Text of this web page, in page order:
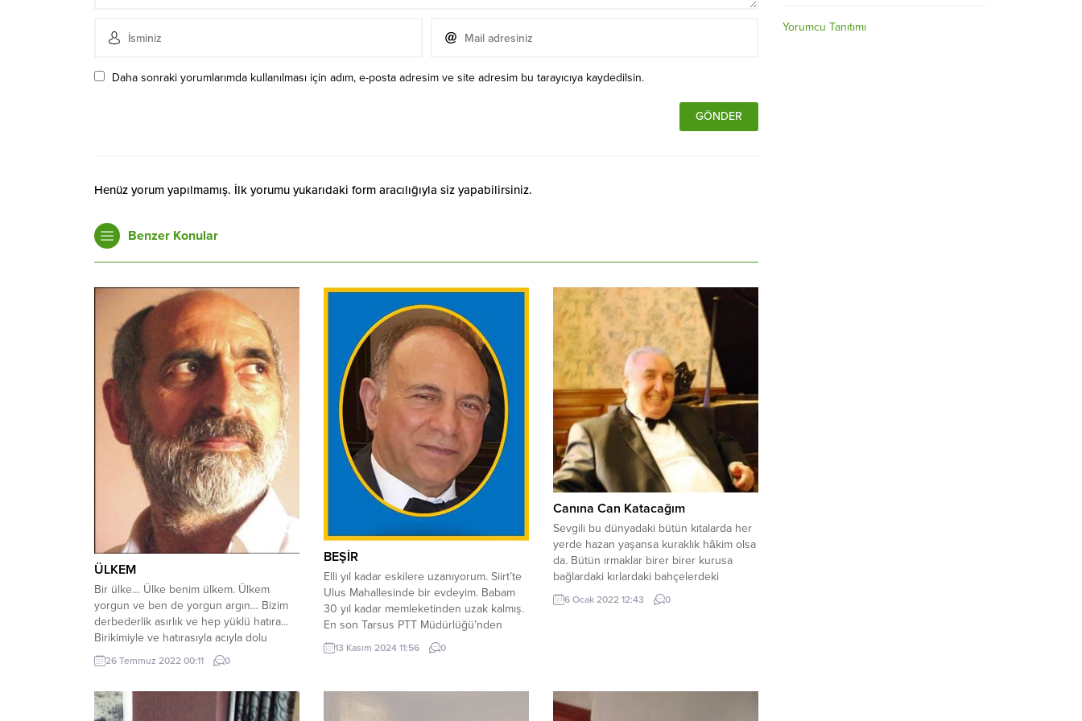
Daha sonraki yorumlarımda kullanılması için adım, e-posta adresim ve site adresim bu tarayıcıya kaydedilsin.
Henüz yorum yapılmamış. İlk yorumu yukarıdaki form aracılığıyla siz yapabilirsiniz.
Benzer Konular
ÜLKEM
Bir ülke… Ülke benim ülkem. Ülkem
yorgun ve ben de yorgun argın… Bizim
derbederlik asırlık ve hep yüklü hatıra…
Birikimiyle ve hatırasıyla acıyla dolu
cüzdanlar… Dertli dostlar ve tanıdıklar her
köşe bucakta aranan… Neden diye
kalbimizi acıtıp duruyor. Kalple beyin
26 Temmuz 2022 00:11 0
BEŞİR
Elli yıl kadar eskilere uzanıyorum. Siirt’te
Ulus Mahallesinde bir evdeyim. Babam
30 yıl kadar memleketinden uzak kalmış.
En son Tarsus PTT Müdürlüğü’nden
emekli olunca memleket özlemiyle gelip
Siirt’te yerleşmiş. Sokakta çocukların
anlamıyorum. Onlar da zor anladığım bir
Türkçe ile konuşuyorlar. Beni
13 Kasım 2024 11:56 0
Canına Can Katacağım
Sevgili bu dünyadaki bütün kıtalarda her
yerde hazan yaşansa kuraklık hâkim olsa
da. Bütün ırmaklar birer birer kurusa
bağlardaki kırlardaki bahçelerdeki
çiçekler solsa da. Seni her sabah değişik
renklerde açan her gün farklı kokan
6 Ocak 2022 12:43 0
Yorumcu Tanıtımı